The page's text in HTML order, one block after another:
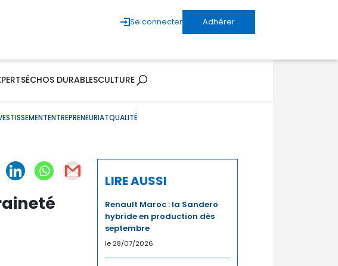
Se connecter Adhérer
ÉCHOS DURABLESCULTURE
ENTREPRENEURIATQUALITÉ
LIRE AUSSI
Renault Maroc : la Sandero
hybride en production dès
septembre
le 28/07/2026